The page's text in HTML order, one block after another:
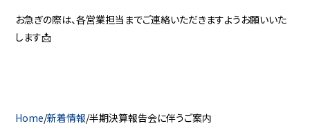
お急ぎの際は、各営業担当までご連絡いただきますようお願いいた
します📩
Home 新着情報 半期決算報告会に伴うご案内